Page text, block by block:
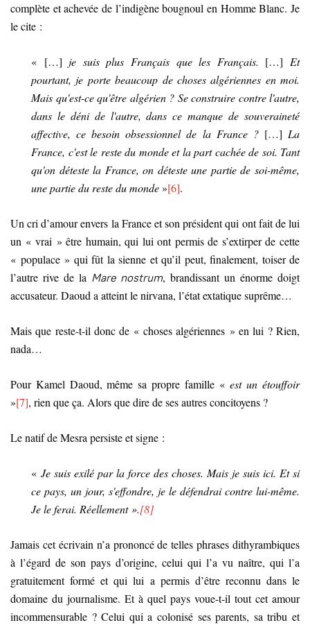
complète et achevée de l’indigène bougnoul en Homme Blanc. Je
le cite :
« […] je suis plus Français que les Français. […]Et
pourtant, je porte beaucoup de choses algériennes en moi.
Mais qu'est-ce qu'être algérien ? Se construire contre l'autre,
dans le déni de l'autre, dans ce manque de souveraineté
affective, ce besoin obsessionnel de la France ?[…]La
France, c'est le reste du monde et la part cachée de soi. Tant
qu'on déteste la France, on déteste une partie de soi-même,
une partie du reste du monde»[6].
Un cri d’amour envers la France et son président qui ont fait de lui
un « vrai » être humain, qui lui ont permis de s’extirper de cette
« populace » qui fût la sienne et qu’il peut, finalement, toiser de
l’autre rive de la Mare nostrum, brandissant un énorme doigt
accusateur. Daoud a atteint le nirvana, l’état extatique suprême…
Mais que reste-t-il donc de « choses algériennes » en lui ? Rien,
nada…
Pour Kamel Daoud, même sa propre famille «est un étouffoir
»[7], rien que ça. Alors que dire de ses autres concitoyens ?
Le natif de Mesra persiste et signe :
« Je suis exilé par la force des choses. Mais je suis ici. Et si
ce pays, un jour, s'effondre, je le défendrai contre lui-même.
Je le ferai. Réellement ».[8]
Jamais cet écrivain n’a prononcé de telles phrases dithyrambiques
à l’égard de son pays d’origine, celui qui l’a vu naître, qui l’a
gratuitement formé et qui lui a permis d’être reconnu dans le
domaine du journalisme. Et à quel pays voue-t-il tout cet amour
incommensurable ? Celui qui a colonisé ses parents, sa tribu et